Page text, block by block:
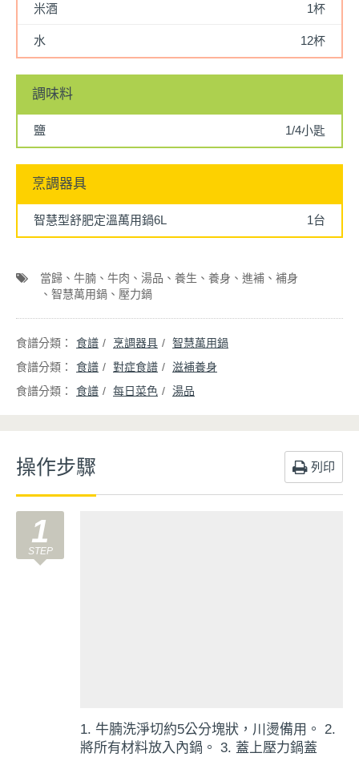
米酒 1杯
水 12杯
調味料
鹽 1/4小匙
烹調器具
智慧型舒肥定溫萬用鍋6L 1台
當歸 牛腩 牛肉 湯品 養生 養身 進補
補身
智慧萬用鍋
壓力鍋
食譜 烹調器具
智慧萬用鍋
食譜
對症食譜
滋補養身
食譜
每日菜色 湯品
操作步驟 列印
1
1. 牛腩洗淨切約5公分塊狀，川燙備用。 2.
將所有材料放入內鍋。 3. 蓋上壓力鍋蓋